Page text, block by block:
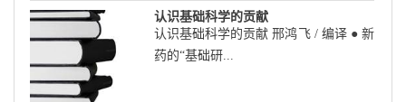
认识基础科学的贡献
认识基础科学的贡献 邢鸿飞 / 编译 ● 新
药的“基础研...